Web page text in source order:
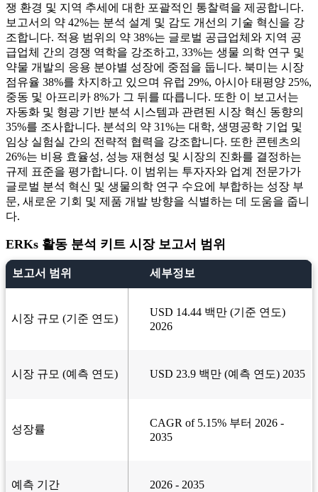
쟁 환경 및 지역 추세에 대한 포괄적인 통찰력을 제공합니다.
보고서의 약 42%는 분석 설계 및 감도 개선의 기술 혁신을 강
조합니다. 적용 범위의 약 38%는 글로벌 공급업체와 지역 공
급업체 간의 경쟁 역학을 강조하고, 33%는 생물 의학 연구 및
약물 개발의 응용 분야별 성장에 중점을 둡니다. 북미는 시장
점유율 38%를 차지하고 있으며 유럽 29%, 아시아 태평양 25%,
중동 및 아프리카 8%가 그 뒤를 따릅니다. 또한 이 보고서는
자동화 및 형광 기반 분석 시스템과 관련된 시장 혁신 동향의
35%를 조사합니다. 분석의 약 31%는 대학, 생명공학 기업 및
임상 실험실 간의 전략적 협력을 강조합니다. 또한 콘텐츠의
26%는 비용 효율성, 성능 재현성 및 시장의 진화를 결정하는
규제 표준을 평가합니다. 이 범위는 투자자와 업계 전문가가
글로벌 분석 혁신 및 생물의학 연구 수요에 부합하는 성장 부
문, 새로운 기회 및 제품 개발 방향을 식별하는 데 도움을 줍니
다.
ERKs 활동 분석 키트 시장 보고서 범위
보고서 범위 세부정보
시장 규모 (기준 연도)
USD 14.44 백만 (기준 연도)
2026
시장 규모 (예측 연도) USD 23.9 백만 (예측 연도) 2035
성장률
CAGR of 5.15% 부터 2026 -
2035
예측 기간 2026 - 2035